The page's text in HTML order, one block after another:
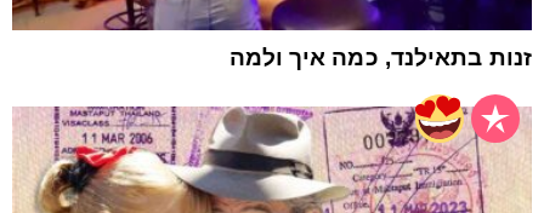
זנות בתאילנד, כמה איך ולמה